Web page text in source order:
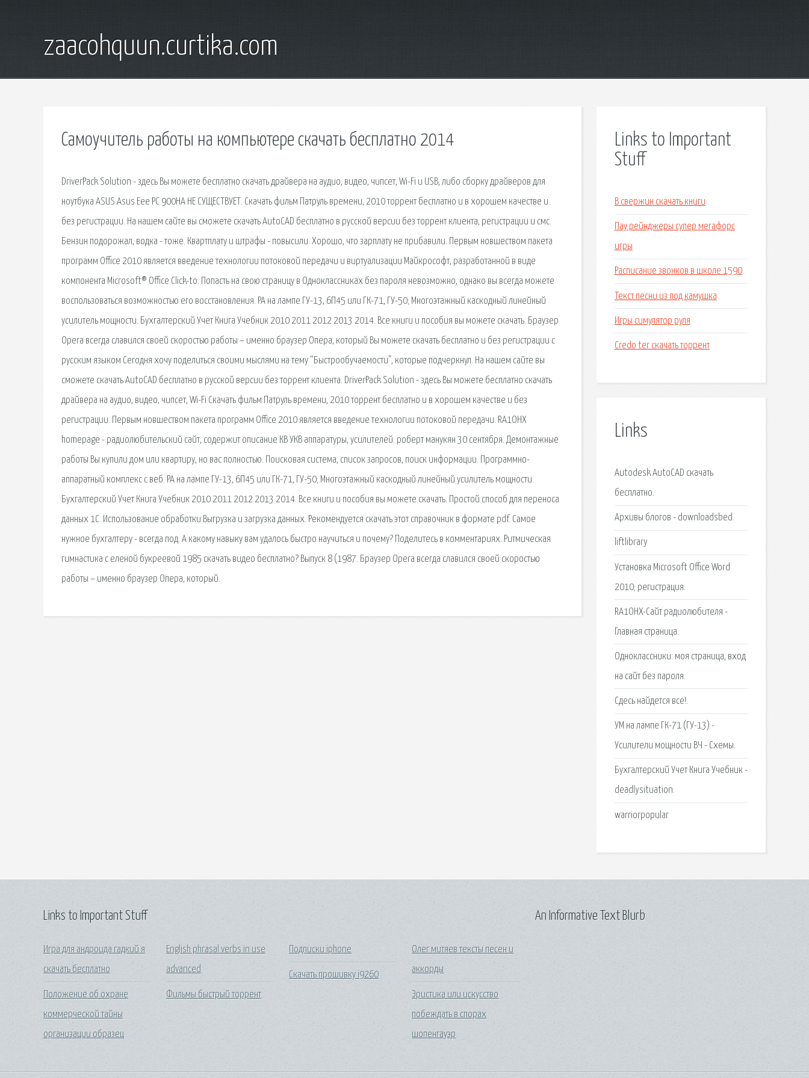
zaacohquun.curtika.com
Самоучитель работы на компьютере скачать бесплатно 2014
DriverPack Solution - здесь Вы можете бесплатно скачать драйвера на аудио, видео, чипсет, Wi-Fi и USB, либо сборку драйверов для
ноутбука ASUS.Asus Eee PC 900HA НЕ СУЩЕСТВУЕТ. Скачать фильм Патруль времени, 2010 торрент бесплатно и в хорошем качестве и
без регистрации. На нашем сайте вы сможете скачать AutoCAD бесплатно в русской версии без торрент клиента, регистрации и смс.
Бензин подорожал, водка - тоже. Квартплату и штрафы - повысили. Хорошо, что зарплату не прибавили. Первым новшеством пакета
программ Office 2010 является введение технологии потоковой передачи и виртуализации Майкрософт, разработанной в виде
компонента Microsoft® Office Click-to. Попасть на свою страницу в Одноклассниках без пароля невозможно, однако вы всегда можете
воспользоваться возможностью его восстановления. РА на лампе ГУ-13, 6П45 или ГК-71, ГУ-50; Многоэтажный каскодный линейный
усилитель мощности. Бухгалтерский Учет Книга Учебник 2010 2011 2012 2013 2014. Все книги и пособия вы можете скачать. Браузер
Opera всегда славился своей скоростью работы – именно браузер Опера, который Вы можете скачать бесплатно и без регистрации с
русским языком Сегодня хочу поделиться своими мыслями на тему “Быстрообучаемости”, которые подчеркнул. На нашем сайте вы
сможете скачать AutoCAD бесплатно в русской версии без торрент клиента. DriverPack Solution - здесь Вы можете бесплатно скачать
драйвера на аудио, видео, чипсет, Wi-Fi Скачать фильм Патруль времени, 2010 торрент бесплатно и в хорошем качестве и без
регистрации. Первым новшеством пакета программ Office 2010 является введение технологии потоковой передачи. RA1OHX
homepage - радиолюбительский сайт, содержит описание КВ УКВ аппаратуры, усилителей. роберт манукян 30 сентября. Демонтажные
работы Вы купили дом или квартиру, но вас полностью. Поисковая сиcтема, список запросов, поиск информации. Программно-
аппаратный комплекс с веб. РА на лампе ГУ-13, 6П45 или ГК-71, ГУ-50; Многоэтажный каскодный линейный усилитель мощности.
Бухгалтерский Учет Книга Учебник 2010 2011 2012 2013 2014. Все книги и пособия вы можете скачать. Простой способ для переноса
данных 1С. Использование обработки Выгрузка и загрузка данных. Рекомендуется скачать этот справочник в формате pdf. Самое
нужное бухгалтеру - всегда под. А какому навыку вам удалось быстро научиться и почему? Поделитесь в комментариях. Ритмическая
гимнастика с еленой букреевой 1985 скачать видео бесплатно? Выпуск 8 (1987. Браузер Opera всегда славился своей скоростью
работы – именно браузер Опера, который.
Links to Important
Stuff
В свержин скачать книги
Пау рейнджеры супер мегафорс
игры
Расписание звонков в школе 1590
Текст песни из под камушка
Игры симулятор руля
Credo ter скачать торрент
Links
Autodesk AutoCAD скачать
бесплатно.
Архивы блогов - downloadsbed.
liftlibrary
Установка Microsoft Office Word
2010; регистрация.
RA1OHX-Cайт радиолюбителя -
Главная страница.
Одноклассники: моя страница, вход
на сайт без пароля.
Сдесь найдется все!.
УМ на лампе ГК-71 (ГУ-13) -
Усилители мощности ВЧ - Схемы.
Бухгалтерский Учет Книга Учебник -
deadlysituation.
warriorpopular
Links to Important Stuff
Игра для андроида гадкий я
скачать бесплатно
Положение об охране
коммерческой тайны
организации образец
English phrasal verbs in use
advanced
Фильмы быстрый торрент
Подписки iphone
Скачать прошивку i9260
Олег митяев тексты песен и
аккорды
Эристика или искусство
побеждать в спорах
шопенгауэр
An Informative Text Blurb